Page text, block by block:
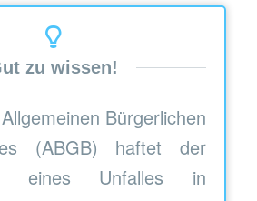
zu wissen!
Bürgerlichen
(ABGB) haftet der
eines Unfalles in